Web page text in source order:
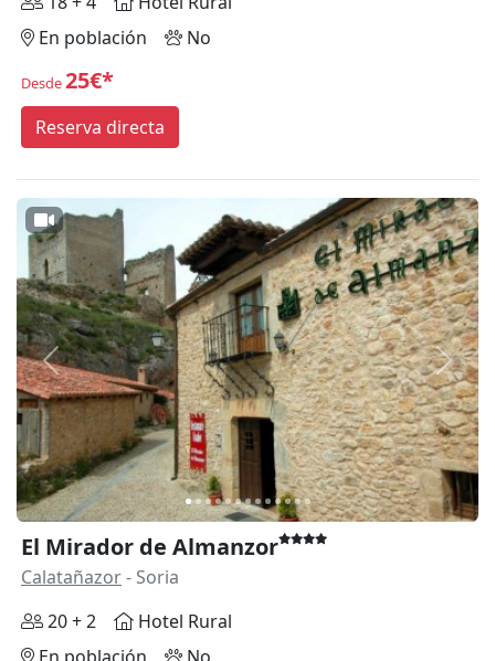
En población
No
Desde25€*
Reserva directa
Anterior
El Mirador de Almanzor
Calatañazor- Soria
20 + 2
Hotel Rural